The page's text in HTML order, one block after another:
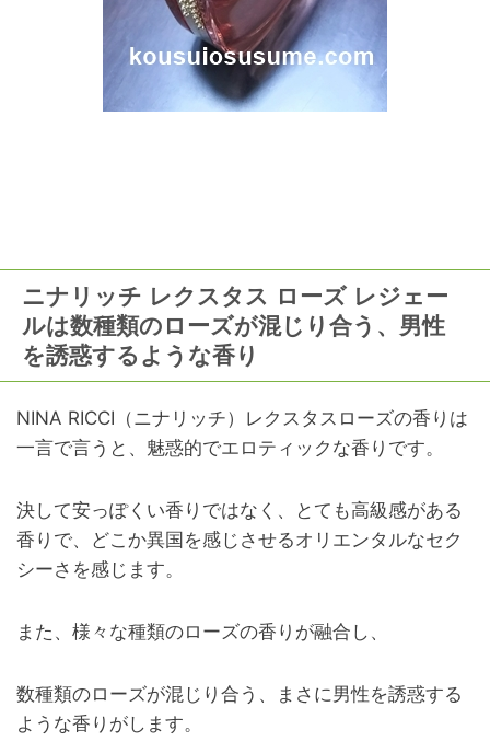
ニナリッチ レクスタス ローズ レジェー
ルは数種類のローズが混じり合う、男性
を誘惑するような香り
NINA RICCI（ニナリッチ）レクスタスローズの香りは
一言で言うと、魅惑的でエロティックな香りです。
決して安っぽくい香りではなく、とても高級感がある
香りで、どこか異国を感じさせるオリエンタルなセク
シーさを感じます。
また、様々な種類のローズの香りが融合し、
数種類のローズが混じり合う、まさに男性を誘惑する
ような香りがします。